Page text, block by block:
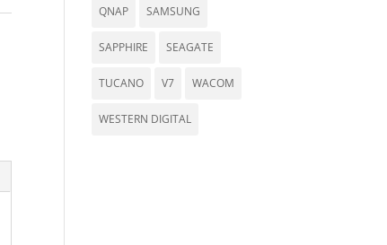
QNAP SAMSUNG
SAPPHIRE SEAGATE
TUCANO V7 WACOM
WESTERN DIGITAL